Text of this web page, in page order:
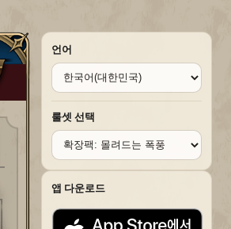
언어
룰셋 선택
앱 다운로드